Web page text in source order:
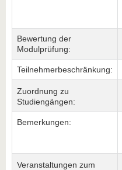
Bewertung der
Modulprüfung:
Teilnehmerbeschränkung:
Zuordnung zu
Studiengängen:
Bemerkungen:
Veranstaltungen zum